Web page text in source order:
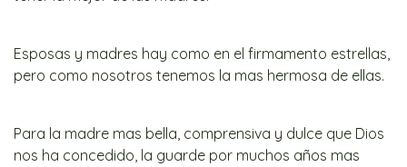
Esposas y madres hay como en el firmamento estrellas,
pero como nosotros tenemos la mas hermosa de ellas.
Para la madre mas bella, comprensiva y dulce que Dios
nos ha concedido, la guarde por muchos años mas